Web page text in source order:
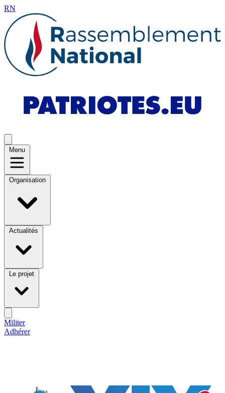
RN
Menu
Organisation
Actualités
Le projet
Militer
Adhérer